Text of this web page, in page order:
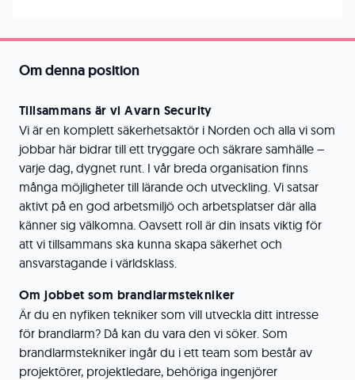
Om denna position
Tillsammans är vi Avarn Security
Vi är en komplett säkerhetsaktör i Norden och alla vi som
jobbar här bidrar till ett tryggare och säkrare samhälle –
varje dag, dygnet runt. I vår breda organisation finns
många möjligheter till lärande och utveckling. Vi satsar
aktivt på en god arbetsmiljö och arbetsplatser där alla
känner sig välkomna. Oavsett roll är din insats viktig för
att vi tillsammans ska kunna skapa säkerhet och
ansvarstagande i världsklass.
Om jobbet som brandlarmstekniker
Är du en nyfiken tekniker som vill utveckla ditt intresse
för brandlarm? Då kan du vara den vi söker. Som
brandlarmstekniker ingår du i ett team som består av
projektörer, projektledare, behöriga ingenjörer